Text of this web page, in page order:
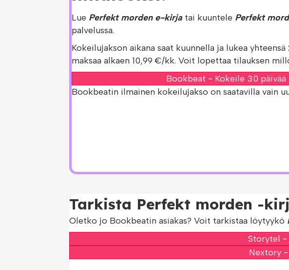
Lue Perfekt morden e-kirja tai kuuntele Perfekt
palvelussa.
Kokeilujakson aikana saat kuunnella ja lukea
maksaa alkaen 10,99 €/kk. Voit lopettaa tilauksen
Bookbeat - Kokeile 30 päivää
Bookbeatin ilmainen kokeilujakso on saatavilla vain
Tarkista Perfekt morden -
Oletko jo Bookbeatin asiakas? Voit tarkistaa löytyykö
Storytel -
Nextory -